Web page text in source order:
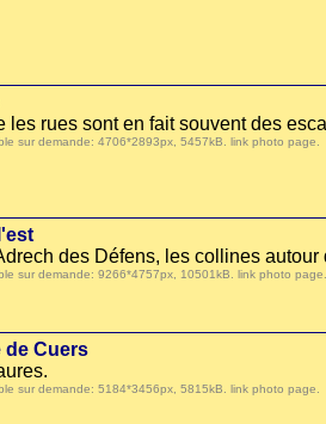
les rues sont en fait souvent des
sur demande: 4706*2893px, 5457kB. link photo page
des Défens, les collines
sur demande: 9266*4757px, 10501kB. link photo page
de Cuers
sur demande: 5184*3456px, 5815kB. link photo page